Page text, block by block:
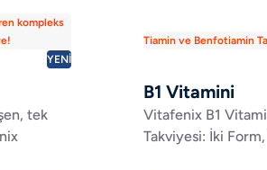
YENİ
kompleks
tek
Tiamin ve Benfotiamin
B1 Vitamini
Vitafenix B1
Takviyesi: İki